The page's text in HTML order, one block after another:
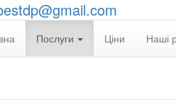
Послуги Ціни Наші